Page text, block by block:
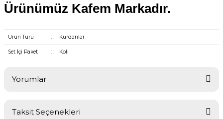
Ürünümüz Kafem Markadır.
Ürün Türü : Kürdanlar
Set İçi Paket : Koli
Yorumlar
Taksit Seçenekleri